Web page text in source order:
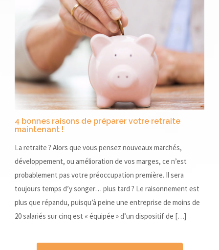
4 bonnes raisons de préparer votre retraite
maintenant !
La retraite ? Alors que vous pensez nouveaux marchés,
développement, ou amélioration de vos marges, ce n’est
probablement pas votre préoccupation première. Il sera
toujours temps d’y songer… plus tard ? Le raisonnement est
plus que répandu, puisqu’à peine une entreprise de moins de
20 salariés sur cinq est « équipée » d’un dispositif de […]